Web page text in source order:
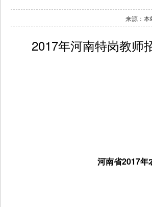
来源：
2017年河南特岗教师
河南省2017年